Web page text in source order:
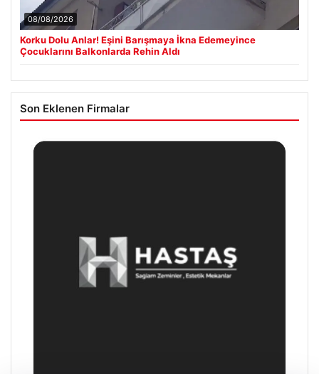
08/08/2026
Korku Dolu Anlar! Eşini Barışmaya İkna Edemeyince
Çocuklarını Balkonlarda Rehin Aldı
Son Eklenen Firmalar